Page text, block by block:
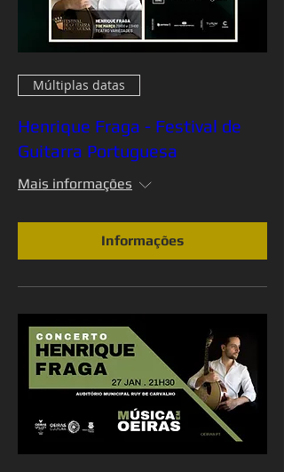
Múltiplas datas
Henrique Fraga - Festival de
Guitarra Portuguesa
Mais informações
Informações